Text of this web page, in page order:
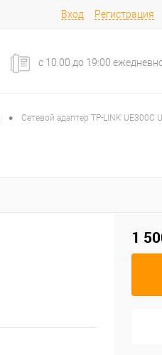
Вход Регистрация
с 10.00 до 19:00
• Сетевой адаптер TP-LINK UE300C
1